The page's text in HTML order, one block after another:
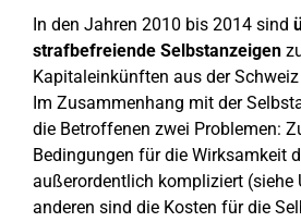
In den Jahren 2010 bis 2014 sind
strafbefreiende Selbstanzeigen
Kapitaleinkünften aus der
Im Zusammenhang mit der
die Betroffenen zwei Problemen:
Bedingungen für die Wirksamkeit
außerordentlich kompliziert (siehe
anderen sind die Kosten für die